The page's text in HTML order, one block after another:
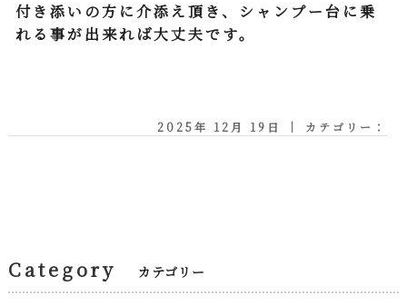
付き添いの方に介添え頂き、シャンプー台に乗
れる事が出来れば大丈夫です。
2025年 12月 19日 ｜ カテゴリー：
Category カテゴリー